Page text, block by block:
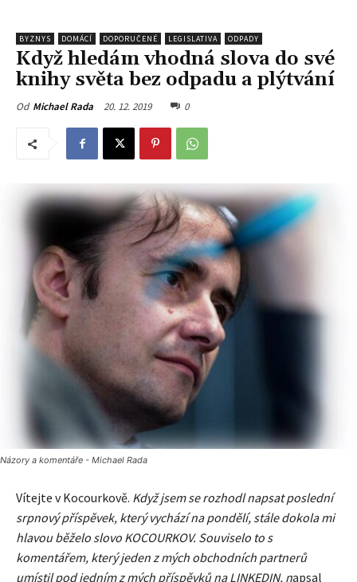
BYZNYS DOMÁCÍ DOPORUČENÉ LEGISLATIVA ODPADY
Když hledám vhodná slova do své
knihy světa bez odpadu a plýtvání
Od Michael Rada 20. 12. 2019 0
Názory a komentáře - Michael Rada
Vítejte v Kocourkově. Když jsem se rozhodl napsat poslední
srpnový příspěvek, který vychází na pondělí, stále dokola mi
hlavou běželo slovo KOCOURKOV. Souviselo to s
komentářem, který jeden z mých obchodních partnerů
umístil pod jedním z mých příspěvků na LINKEDIN, napsal